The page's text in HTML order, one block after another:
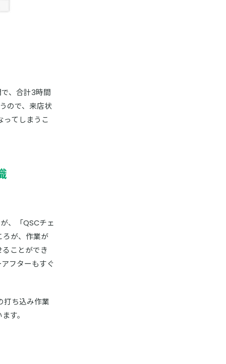
、合計3時間
ので、来店状
てしまうこ
、「QSCチェ
ろが、作業が
ことができ
フターもすぐ
打ち込み作業
す。